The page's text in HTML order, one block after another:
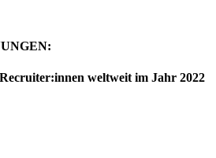
weltweit im Jahr 2022